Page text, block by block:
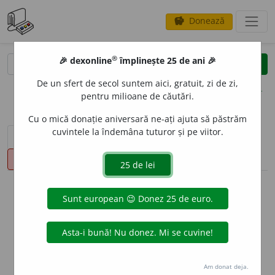
savings Donează
clear
opțiuni
sinteza definițiilor (1) definiții (24)
declinări
info
Aceste definiții sunt compilate de
echipa dexonline. Definițiile
originale se află pe filadefiniții.
Puteți reordona filele pe pagina de
🎉 dexonline® împlinește 25 de ani 🎉
De un sfert de secol suntem aici, gratuit, zi de zi,
pentru milioane de căutări.
Cu o mică donație aniversară ne-ați ajuta să păstrăm
cuvintele la îndemâna tuturor și pe viitor.
Am donat deja.